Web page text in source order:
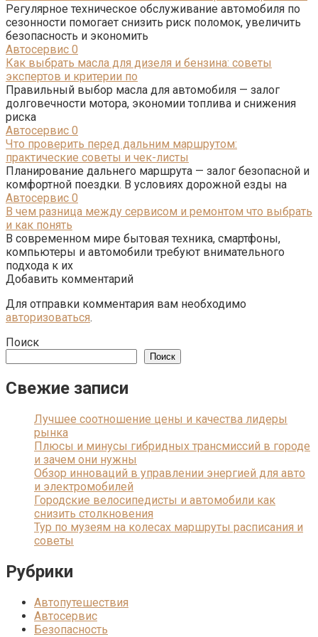
Регулярное техническое обслуживание автомобиля по
сезонности помогает снизить риск поломок, увеличить
безопасность и экономить
Автосервис 0
Как выбрать масла для дизеля и бензина: советы
экспертов и критерии по
Правильный выбор масла для автомобиля — залог
долговечности мотора, экономии топлива и снижения
риска
Автосервис 0
Что проверить перед дальним маршрутом:
практические советы и чек-листы
Планирование дальнего маршрута — залог безопасной и
комфортной поездки. В условиях дорожной езды на
Автосервис 0
В чем разница между сервисом и ремонтом что выбрать
и как понять
В современном мире бытовая техника, смартфоны,
компьютеры и автомобили требуют внимательного
подхода к их
Добавить комментарий
Для отправки комментария вам необходимо
авторизоваться.
Поиск
Поиск
Свежие записи
Лучшее соотношение цены и качества лидеры
рынка
Плюсы и минусы гибридных трансмиссий в городе
и зачем они нужны
Обзор инноваций в управлении энергией для авто
и электромобилей
Городские велосипедисты и автомобили как
снизить столкновения
Тур по музеям на колесах маршруты расписания и
советы
Рубрики
Автопутешествия
Автосервис
Безопасность